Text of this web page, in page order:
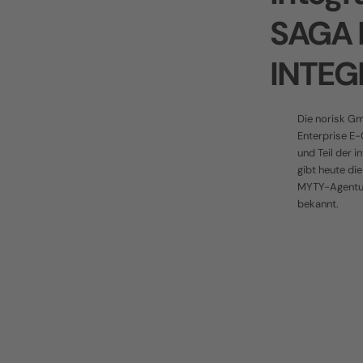
Die norisk
Enterprise
und Teil der
gibt heute
MYTY-
bekannt.